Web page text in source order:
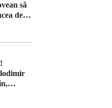
să
de